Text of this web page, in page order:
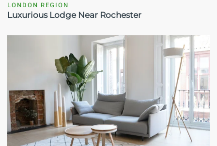
LONDON REGION
Luxurious Lodge Near Rochester